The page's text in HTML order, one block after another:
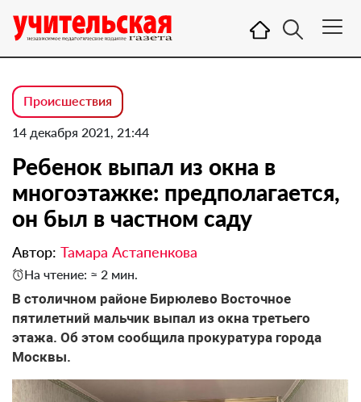
Происшествия
14 декабря 2021, 21:44
Ребенок выпал из окна в
многоэтажке: предполагается,
он был в частном саду
Автор: Тамара Астапенкова
На чтение: ≈ 2 мин.
В столичном районе Бирюлево Восточное
пятилетний мальчик выпал из окна третьего
этажа. Об этом сообщила прокуратура города
Москвы.